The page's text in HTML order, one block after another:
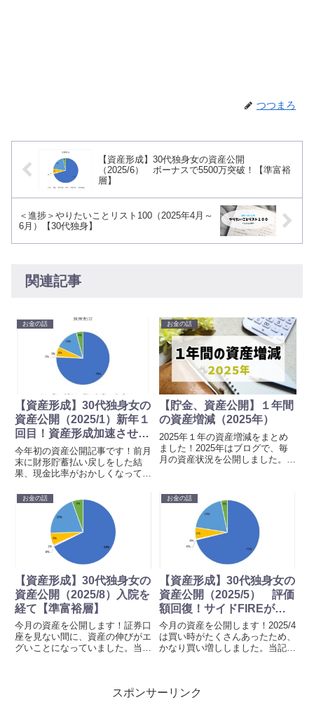
つつまろ
【資産形成】30代独身女の資産公開
（2025/6） ボーナスで5500万突破！【準富裕
層】
＜進捗＞やりたいことリスト100（2025年4月～
6月）【30代独身】
関連記事
お金の話
【資産形成】30代独身女の
資産公開（2025/1）新年１
回目！資産形成加速させて
いく！【準富裕層】
今年初の資産公開記事です！前月
末に財形貯蓄払い戻しをした結
果、現金比率がおかしくなってい
ろ前月分は下記記事で公開してい
ます！ 自己紹介年齢：アラフォ
ー（30代後半）独身女年収（額
面）：600万居住地、職場：首
お金の話
【貯金、資産公開】１年間
の資産増減（2025年）
2025年１年の資産増減をまとめ
ました！2025年はブログで、毎
月の資産状況を公開しました。当
の資産形成について振り返りま
す。自己紹介年齢：アラフォー
お金の話
【資産形成】30代独身女の
資産公開（2025/8）入院を
経て【準富裕層】
今月の資産を公開します！証券口
座を見ない間に、資産の伸びがエ
グいことになっていました。当記
動しますが、気になる方はぜひ以
お金の話
【資産形成】30代独身女の
資産公開（2025/5） 評価
額回復！サイドFIREが見
えてきた【準富裕層】
今月の資産を公開します！2025/4
は買い時がたくさんあったため、
かなり買い増ししました。当記事
（2025/6） 自己紹介年齢：アラ
スポンサーリンク